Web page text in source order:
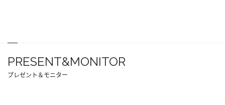
PRESENT&MONITOR
プレゼント＆モニター